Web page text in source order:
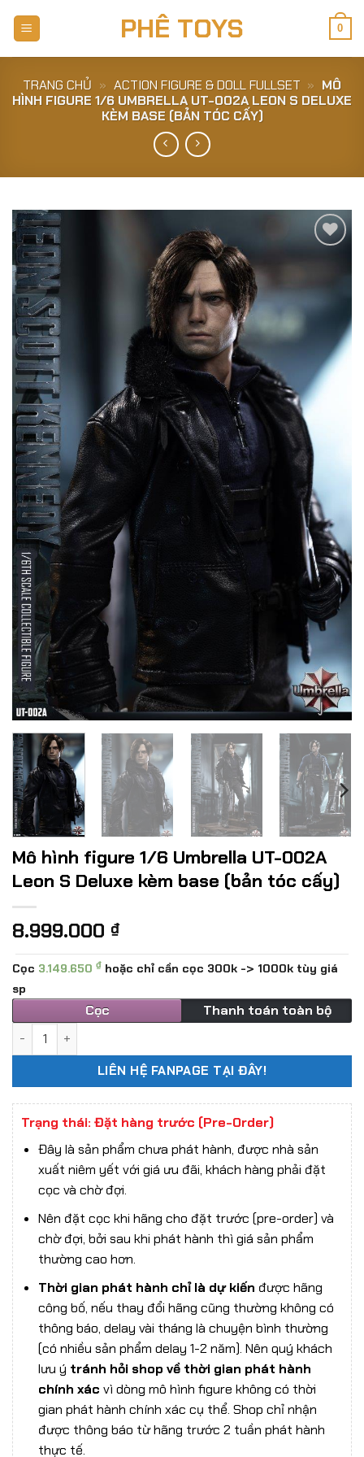
PHÊ TOYS 0
TRANG CHỦ » ACTION FIGURE & DOLL FULLSET » MÔ
HÌNH FIGURE 1/6 UMBRELLA UT-002A LEON S DELUXE
KÈM BASE (BẢN TÓC CẤY)
Mô hình figure 1/6 Umbrella UT-002A
Leon S Deluxe kèm base (bản tóc cấy)
8.999.000 ₫
Cọc 3.149.650 ₫ hoặc chỉ cần cọc 300k -> 1000k tùy giá
sp
Cọc Thanh toán toàn bộ
LIÊN HỆ FANPAGE TẠI ĐÂY!
Trạng thái: Đặt hàng trước (Pre-Order)
Đây là sản phẩm chưa phát hành, được nhà sản
xuất niêm yết với giá ưu đãi, khách hàng phải đặt
cọc và chờ đợi.
Nên đặt cọc khi hãng cho đặt trước (pre-order) và
chờ đợi, bởi sau khi phát hành thì giá sản phẩm
thường cao hơn.
Thời gian phát hành chỉ là dự kiến được hãng
công bố, nếu thay đổi hãng cũng thường không có
thông báo, delay vài tháng là chuyện bình thường
(có nhiều sản phẩm delay 1-2 năm). Nên quý khách
lưu ý tránh hỏi shop về thời gian phát hành
chính xác vì dòng mô hình figure không có thời
gian phát hành chính xác cụ thể. Shop chỉ nhận
được thông báo từ hãng trước 2 tuần phát hành
thực tế.